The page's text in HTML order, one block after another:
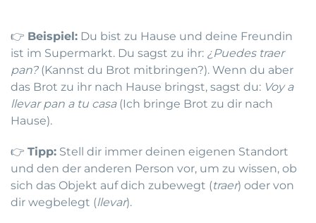
👉 Beispiel: Du bist zu Hause und deine Freundin
ist im Supermarkt. Du sagst zu ihr: ¿Puedes traer
pan?(Kannst du Brot mitbringen?). Wenn du aber
das Brot zu ihr nach Hause bringst, sagst du: Voy a
llevar pan a tu casa(Ich bringe Brot zu dir nach
Hause).
👉 Tipp: Stell dir immer deinen eigenen Standort
und den der anderen Person vor, um zu wissen, ob
sich das Objekt auf dich zubewegt (traer) oder von
dir wegbelegt (llevar).